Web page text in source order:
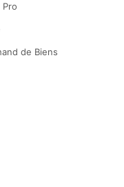
Pro
de Biens